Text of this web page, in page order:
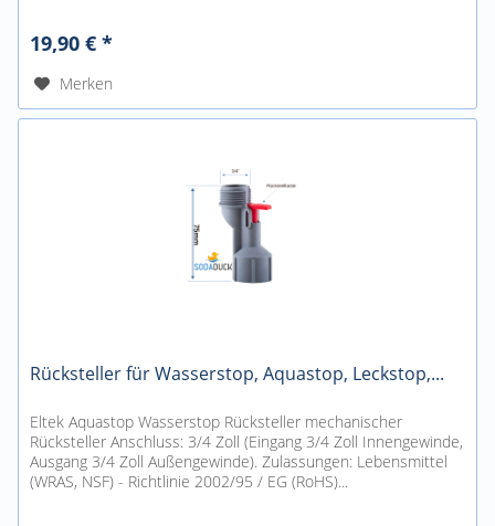
19,90 € *
Merken
Rücksteller für Wasserstop, Aquastop, Leckstop,...
Eltek Aquastop Wasserstop Rücksteller mechanischer
Rücksteller Anschluss: 3/4 Zoll (Eingang 3/4 Zoll Innengewinde,
Ausgang 3/4 Zoll Außengewinde). Zulassungen: Lebensmittel
(WRAS, NSF) - Richtlinie 2002/95 / EG (RoHS)...